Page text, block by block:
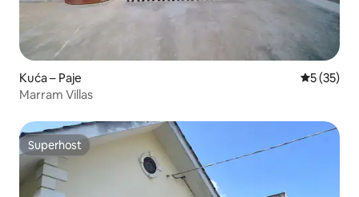
Kuća – Paje Prosječna
5 (35)
Marram Villas
Superhost
Superhost